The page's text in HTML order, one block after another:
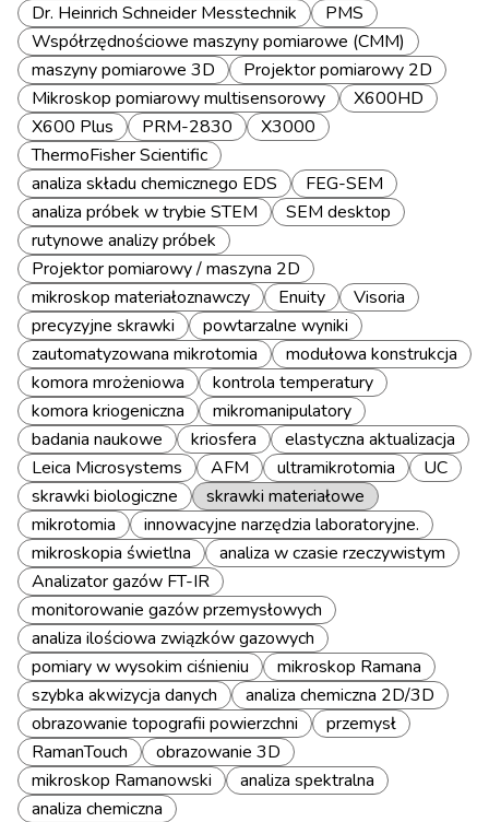
Dr. Heinrich Schneider Messtechnik
PMS
Współrzędnościowe maszyny pomiarowe (CMM)
maszyny pomiarowe 3D
Projektor pomiarowy 2D
Mikroskop pomiarowy multisensorowy
X600HD
X600 Plus
PRM-2830
X3000
ThermoFisher Scientific
analiza składu chemicznego EDS
FEG-SEM
analiza próbek w trybie STEM
SEM desktop
rutynowe analizy próbek
Projektor pomiarowy / maszyna 2D
mikroskop materiałoznawczy
Enuity
Visoria
precyzyjne skrawki
powtarzalne wyniki
zautomatyzowana mikrotomia
modułowa konstrukcja
komora mrożeniowa
kontrola temperatury
komora kriogeniczna
mikromanipulatory
badania naukowe
kriosfera
elastyczna aktualizacja
Leica Microsystems
AFM ultramikrotomia
UC
skrawki biologiczne
skrawki materiałowe
mikrotomia
innowacyjne narzędzia laboratoryjne.
mikroskopia świetlna
analiza w czasie rzeczywistym
Analizator gazów FT-IR
monitorowanie gazów przemysłowych
analiza ilościowa związków gazowych
pomiary w wysokim ciśnieniu
mikroskop Ramana
szybka akwizycja danych
analiza chemiczna 2D/3D
obrazowanie topografii powierzchni
przemysł
RamanTouch
obrazowanie 3D
mikroskop Ramanowski
analiza spektralna
analiza chemiczna